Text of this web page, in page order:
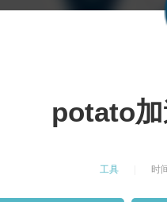
potato加
工具 时